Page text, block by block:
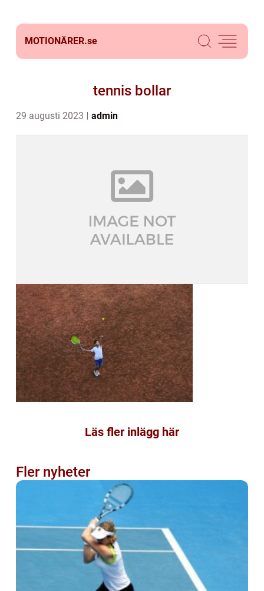
MOTIONÄRER.se
tennis bollar
29 augusti 2023 admin
Läs fler inlägg här
Fler nyheter